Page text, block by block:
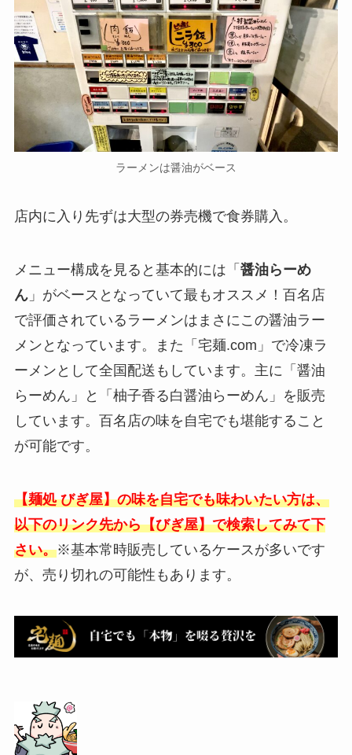
ラーメンは醤油がベース
店内に入り先ずは大型の券売機で食券購入。
メニュー構成を見ると基本的には「 醤油らーめ
ん」がベースとなっていて最もオススメ！百名店
で評価されているラーメンはまさにこの醤油ラー
メンとなっています。また「宅麺.com」で冷凍ラ
ーメンとして全国配送もしています。主に「醤油
らーめん」と「柚子香る白醤油らーめん」を販売
しています。百名店の味を自宅でも堪能すること
が可能です。
【麺処 びぎ屋】の味を自宅でも味わいたい方は、
以下のリンク先から【びぎ屋】で検索してみて下
さい。※基本常時販売しているケースが多いです
が、売り切れの可能性もあります。